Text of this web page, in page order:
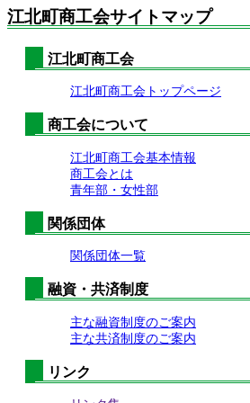
江北町商工会サイトマップ
江北町商工会
江北町商工会トップページ
商工会について
江北町商工会基本情報
商工会とは
青年部・女性部
関係団体
関係団体一覧
融資・共済制度
主な融資制度のご案内
主な共済制度のご案内
リンク